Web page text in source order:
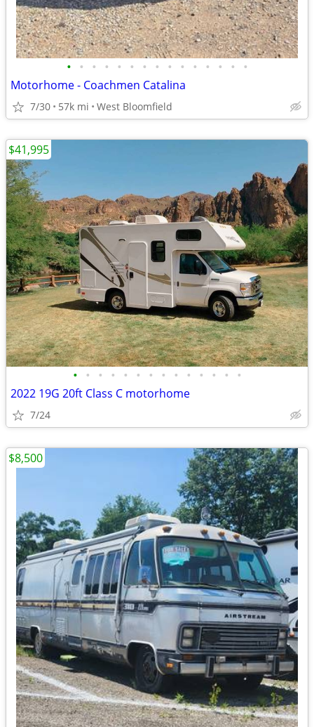
• • • • • • • • • • • • • • •
Motorhome - Coachmen Catalina
7/30 57k mi West Bloomfield
• • • • • • • • • • • • • •
2022 19G 20ft Class C motorhome
7/24
$41,995
$8,500